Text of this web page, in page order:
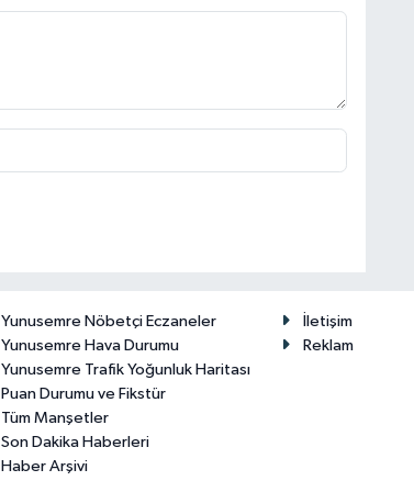
Yunusemre Nöbetçi Eczaneler
Yunusemre Hava Durumu
Yunusemre Trafik Yoğunluk Haritası
Puan Durumu ve Fikstür
Tüm Manşetler
Son Dakika Haberleri
Haber Arşivi
İletişim
Reklam